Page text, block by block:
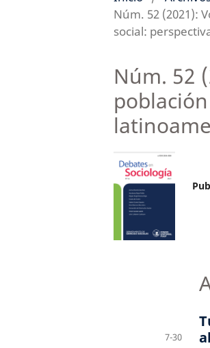
Núm. 52 (2021):
social:
Núm. 52
7-30